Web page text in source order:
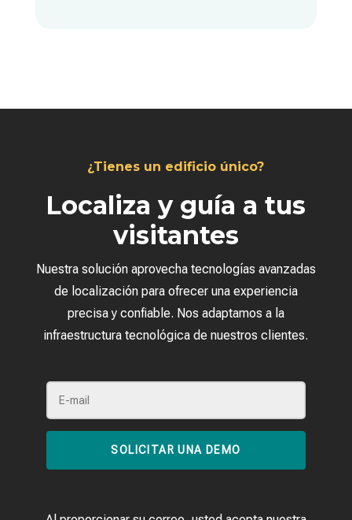
¿Tienes un edificio único?
Localiza y guía a tus
visitantes
Nuestra solución aprovecha tecnologías avanzadas
de localización para ofrecer una experiencia
precisa y confiable. Nos adaptamos a la
infraestructura tecnológica de nuestros clientes.
SOLICITAR UNA DEMO